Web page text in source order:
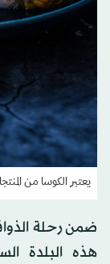
يعتبر الكوسا من
ضمن رحلة
هذه البلدة